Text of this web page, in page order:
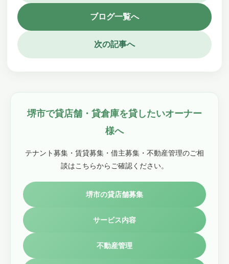
ブログ一覧へ
次の記事へ
堺市で貸店舗・貸倉庫を貸したいオーナー
様へ
テナント募集・賃貸募集・借主募集・不動産管理のご相
談はこちらからご確認ください。
堺市の貸店舗募集
サービス内容
不動産管理